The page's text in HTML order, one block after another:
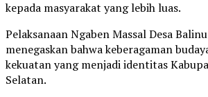
kepada masyarakat yang lebih luas.
Pelaksanaan Ngaben Massal Desa
menegaskan bahwa keberagaman
kekuatan yang menjadi identitas
Selatan.